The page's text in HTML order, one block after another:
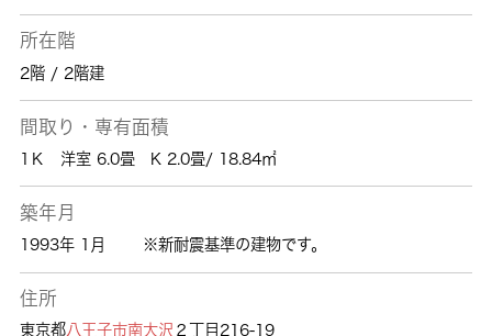
所在階
2階 / 2階建
間取り・専有面積
1Ｋ 洋室 6.0畳 K 2.0畳/ 18.84㎡
築年月
1993年 1月 ※新耐震基準の建物です。
住所
東京都八王子市南大沢 ２丁目216-19